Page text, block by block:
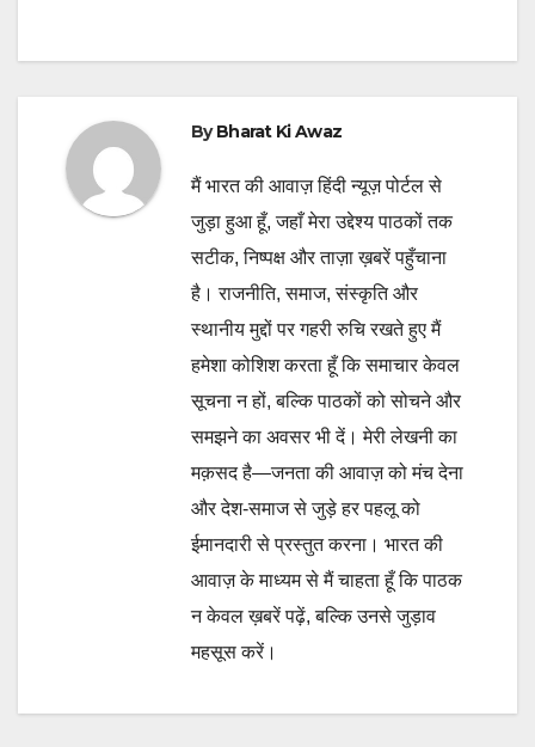
ByBharat Ki Awaz
मैं भारत की आवाज़ हिंदी न्यूज़ पोर्टल से
जुड़ा हुआ हूँ, जहाँ मेरा उद्देश्य पाठकों तक
सटीक, निष्पक्ष और ताज़ा ख़बरें पहुँचाना
है। राजनीति, समाज, संस्कृति और
स्थानीय मुद्दों पर गहरी रुचि रखते हुए मैं
हमेशा कोशिश करता हूँ कि समाचार केवल
सूचना न हों, बल्कि पाठकों को सोचने और
समझने का अवसर भी दें। मेरी लेखनी का
मक़सद है—जनता की आवाज़ को मंच देना
और देश-समाज से जुड़े हर पहलू को
ईमानदारी से प्रस्तुत करना। भारत की
आवाज़ के माध्यम से मैं चाहता हूँ कि पाठक
न केवल ख़बरें पढ़ें, बल्कि उनसे जुड़ाव
महसूस करें।